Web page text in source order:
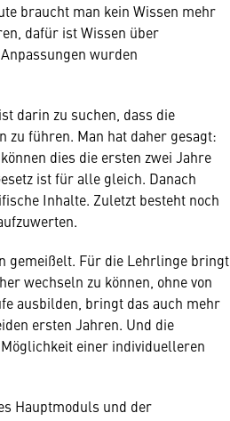
braucht man kein Wissen mehr
dafür ist Wissen über
wurden
darin zu suchen, dass die
zu führen. Man hat daher gesagt:
dies die ersten zwei Jahre
ist für alle gleich. Danach
Inhalte. Zuletzt besteht noch
gemeißelt. Für die Lehrlinge bringt
wechseln zu können, ohne von
ausbilden, bringt das auch mehr
ersten Jahren. Und die
einer individuelleren
Hauptmoduls und der